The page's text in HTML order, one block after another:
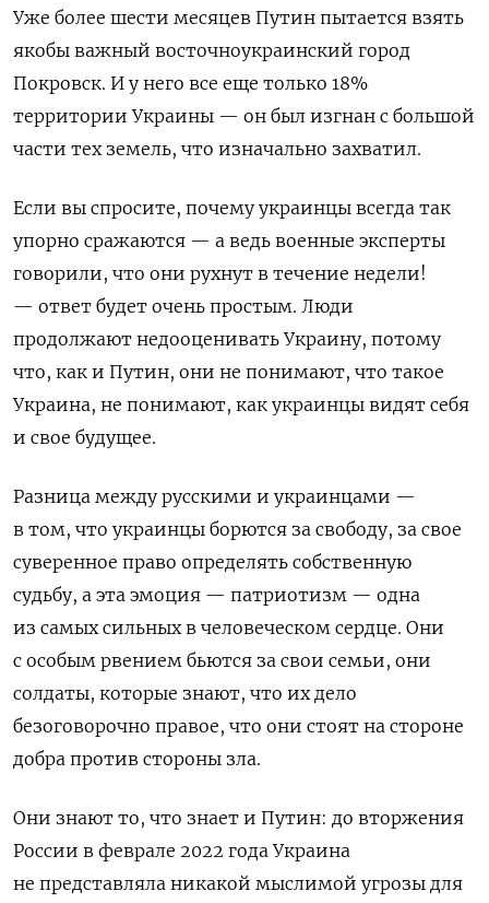
Уже более шести месяцев Путин пытается взять
якобы важный восточноукраинский город
Покровск. И у него все еще только 18%
территории Украины — он был изгнан с большой
части тех земель, что изначально захватил.
Если вы спросите, почему украинцы всегда так
упорно сражаются — а ведь военные эксперты
говорили, что они рухнут в течение недели!
— ответ будет очень простым. Люди
продолжают недооценивать Украину, потому
что, как и Путин, они не понимают, что такое
Украина, не понимают, как украинцы видят себя
и свое будущее.
Разница между русскими и украинцами —
в том, что украинцы борются за свободу, за свое
суверенное право определять собственную
судьбу, а эта эмоция — патриотизм — одна
из самых сильных в человеческом сердце. Они
с особым рвением бьются за свои семьи, они
солдаты, которые знают, что их дело
безоговорочно правое, что они стоят на стороне
добра против стороны зла.
Они знают то, что знает и Путин: до вторжения
России в феврале 2022 года Украина
не представляла никакой мыслимой угрозы для